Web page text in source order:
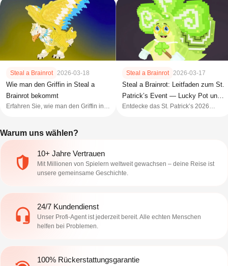
Steal a Brainrot 2026-03-18
Wie man den Griffin in Steal a
Brainrot bekommt
Erfahren Sie, wie man den Griffin in
Methoden, um dieses mächtige
geheime Brainrot zu bekommen.
Steal a Brainrot 2026-03-17
Steal a Brainrot: Leitfaden zum St.
Patrick’s Event — Lucky Pot und
Blöcke
Entdecke das St. Patrick’s 2026
Warum uns wählen?
10+ Jahre Vertrauen
Mit Millionen von Spielern weltweit gewachsen – deine Reise ist
unsere gemeinsame Geschichte.
24/7 Kundendienst
Unser Profi-Agent ist jederzeit bereit. Alle echten Menschen
helfen bei Problemen.
100% Rückerstattungsgarantie